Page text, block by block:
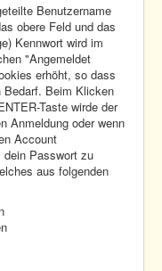
Benutzername
obere Feld und das
Kennwort wird im
"Angemeldet
erhöht, so dass
Bedarf. Beim Klicken
Taste wirde der
Anmeldung oder wenn
Account
Passwort zu
aus folgenden